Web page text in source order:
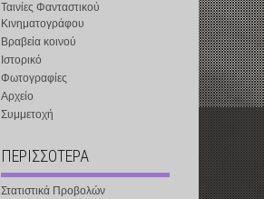
Ταινίες Φανταστικού
Κινηματογράφου
Βραβεία κοινού
Ιστορικό
Φωτογραφίες
Αρχείο
Συμμετοχή
ΠΕΡΙΣΣΟΤΕΡΑ
Στατιστικά Προβολών